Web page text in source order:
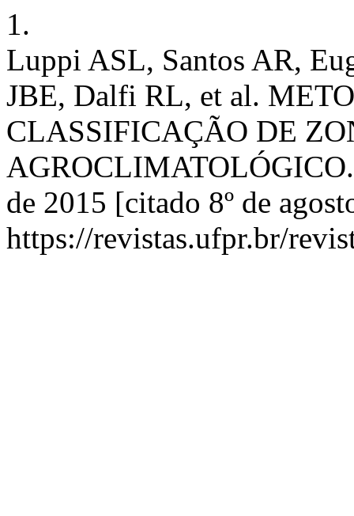
1.
Luppi ASL, Santos AR,
JBE, Dalfi RL, et al.
CLASSIFICAÇÃO DE
de 2015 [citado 8º de
https://revistas.ufpr.br/